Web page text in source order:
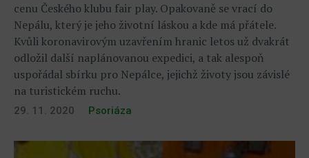
cenu Českého klubu fair play. Opakovaně se vrací do
Nepálu, který je jeho životní láskou a kde má přátele.
Kvůli koronavirovým uzavřením hranic letos už dvakrát
odložil další naplánovanou expedici, a tak alespoň
uspořádal sbírku pro Nepálce, jejichž životy jsou závislé
na turistickém ruchu.
29. 11. 2020 Psoriáza